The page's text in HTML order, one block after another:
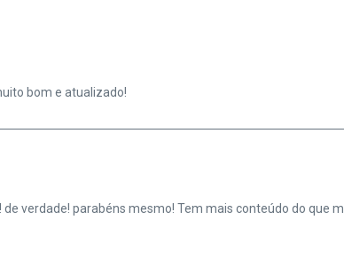
bom e atualizado!
verdade! parabéns mesmo! Tem mais conteúdo do que